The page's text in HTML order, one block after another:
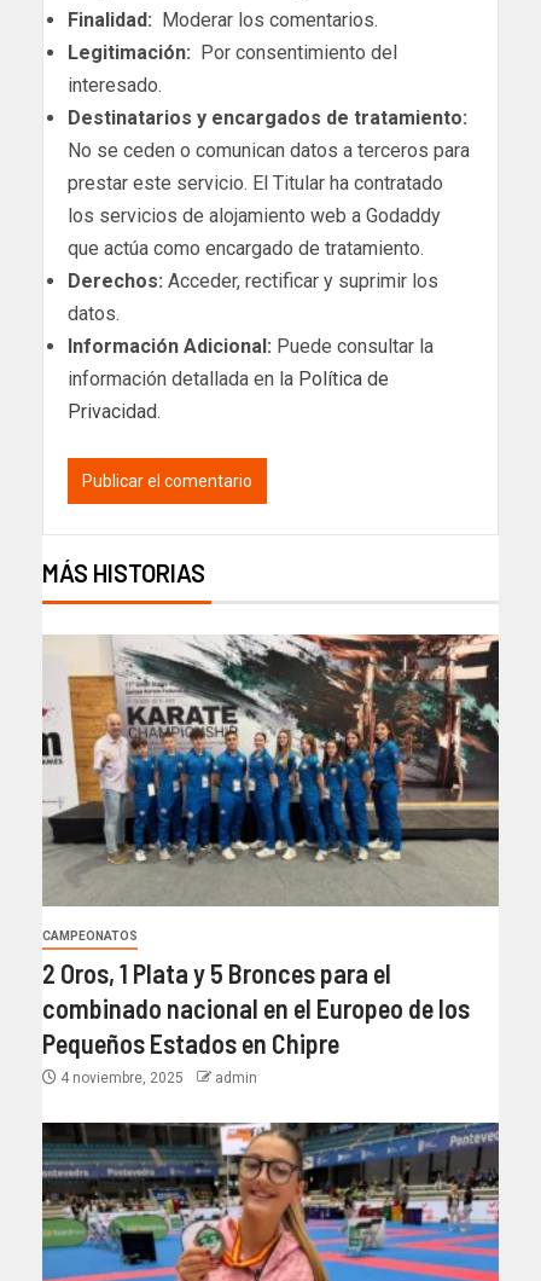
Finalidad: Moderar los comentarios.
Legitimación: Por consentimiento del
interesado.
Destinatarios y encargados de tratamiento:
No se ceden o comunican datos a terceros para
prestar este servicio. El Titular ha contratado
los servicios de alojamiento web a Godaddy
que actúa como encargado de tratamiento.
Derechos: Acceder, rectificar y suprimir los
datos.
Información Adicional: Puede consultar la
información detallada en la Política de
Privacidad.
MÁS HISTORIAS
CAMPEONATOS
2 Oros, 1 Plata y 5 Bronces para el
combinado nacional en el Europeo de los
Pequeños Estados en Chipre
4 noviembre, 2025 admin